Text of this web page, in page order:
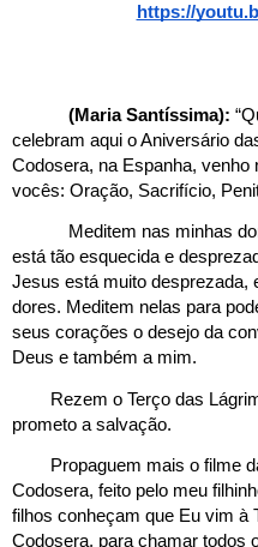
https://
(Maria Santíssima):
celebram aqui o Aniversário
Codosera, na Espanha, venho
vocês: Oração, Sacrifício,
Meditem nas minhas
está tão esquecida e
Jesus está muito desprezada,
dores. Meditem nelas para
seus corações o desejo da
Deus e também a mim.
Rezem o Terço das
prometo a salvação.
Propaguem mais o filme
Codosera, feito pelo meu
filhos conheçam que Eu vim à
Codosera, para chamar todos